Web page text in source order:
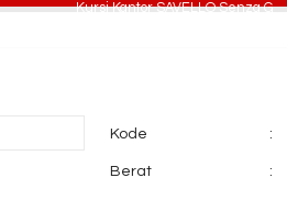
Kursi Kantor SAVELLO Senza G
Kode :
Berat :